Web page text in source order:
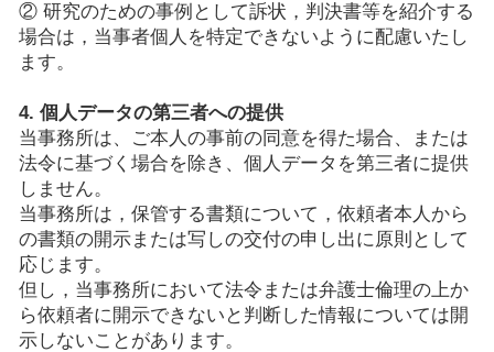
② 研究のための事例として訴状，判決書等を紹介する
場合は，当事者個人を特定できないように配慮いたし
ます。
4. 個人データの第三者への提供
当事務所は、ご本人の事前の同意を得た場合、または
法令に基づく場合を除き、個人データを第三者に提供
しません。
当事務所は，保管する書類について，依頼者本人から
の書類の開示または写しの交付の申し出に原則として
応じます。
但し，当事務所において法令または弁護士倫理の上か
ら依頼者に開示できないと判断した情報については開
示しないことがあります。